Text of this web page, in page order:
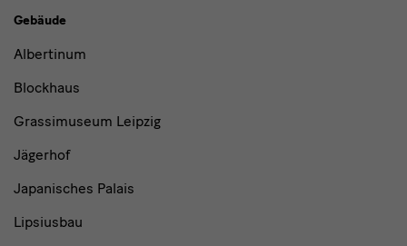
Gebäude,
Museen
Institutionen
Gebäude
Albertinum
Blockhaus
Grassimuseum Leipzig
Jägerhof
Japanisches Palais
Lipsiusbau